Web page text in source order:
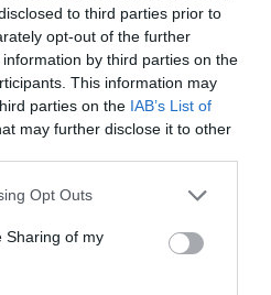
to third parties prior to
opt-out of the further
by third parties on the
This information may
parties on the IAB’s List of
may further disclose it to other
app uses one or more Google
behaviour. You may click to
and its third-party tags to
purposes in below Google
Opt Outs
Sharing of my
jártunk itt, nem bántuk
jól éreztük
a barátságos
A rendkívül
italok is finomak